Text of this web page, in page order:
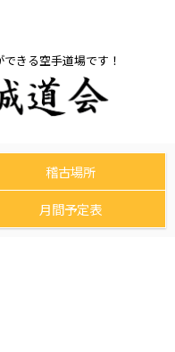
きる空手道場です！
稽古場所
月間予定表